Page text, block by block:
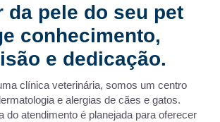
da pele do seu pet
conhecimento,
e dedicação.
clínica veterinária, somos um centro
e alergias de cães e gatos.
do atendimento é planejada para oferecer